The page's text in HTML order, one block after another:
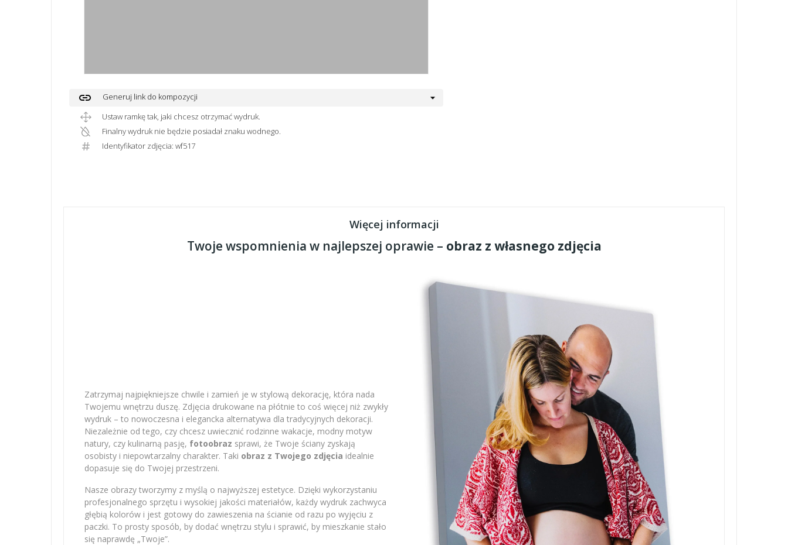
link
Generuj link do kompozycji
Ustaw ramkę tak, jaki chcesz otrzymać wydruk.
Finalny wydruk nie będzie posiadał znaku wodnego.
Identyfikator zdjęcia: wf517
Więcej informacji
Twoje wspomnienia w najlepszej oprawie – obraz z własnego zdjęcia
Zatrzymaj najpiękniejsze chwile i zamień je w stylową dekorację, która nada
Twojemu wnętrzu duszę. Zdjęcia drukowane na płótnie to coś więcej niż zwykły
wydruk – to nowoczesna i elegancka alternatywa dla tradycyjnych dekoracji.
Niezależnie od tego, czy chcesz uwiecznić rodzinne wakacje, modny motyw
natury, czy kulinarną pasję, fotoobraz sprawi, że Twoje ściany zyskają
osobisty i niepowtarzalny charakter. Taki obraz z Twojego zdjęcia idealnie
dopasuje się do Twojej przestrzeni.
Nasze obrazy tworzymy z myślą o najwyższej estetyce. Dzięki wykorzystaniu
profesjonalnego sprzętu i wysokiej jakości materiałów, każdy wydruk zachwyca
głębią kolorów i jest gotowy do zawieszenia na ścianie od razu po wyjęciu z
paczki. To prosty sposób, by dodać wnętrzu stylu i sprawić, by mieszkanie stało
się naprawdę „Twoje”.